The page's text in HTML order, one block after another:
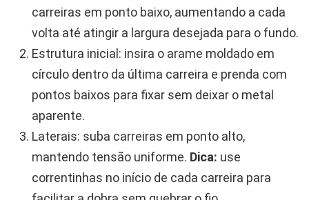
carreiras em ponto baixo, aumentando a cada
volta até atingir a largura desejada para o fundo.
Estrutura inicial: insira o arame moldado em
círculo dentro da última carreira e prenda com
pontos baixos para fixar sem deixar o metal
aparente.
Laterais: suba carreiras em ponto alto,
mantendo tensão uniforme. Dica: use
correntinhas no início de cada carreira para